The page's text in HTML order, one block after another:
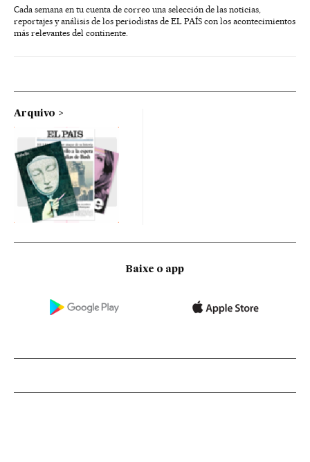
Cada semana en tu cuenta de correo una selección de las noticias,
reportajes y análisis de los periodistas de EL PAÍS con los acontecimientos
más relevantes del continente.
Arquivo
Baixe o app